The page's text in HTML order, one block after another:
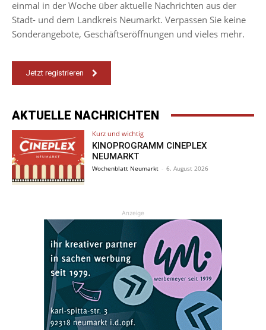
einmal in der Woche über aktuelle Nachrichten aus der
Stadt- und dem Landkreis Neumarkt. Verpassen Sie keine
Sonderangebote, Geschäftseröffnungen und vieles mehr.
Jetzt registrieren
AKTUELLE NACHRICHTEN
Kurz und wichtig
KINOPROGRAMM CINEPLEX
NEUMARKT
Wochenblatt Neumarkt - 6. August 2026
Anzeige